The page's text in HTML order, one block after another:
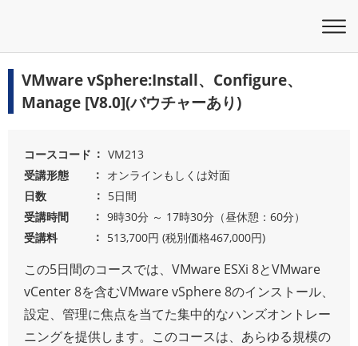
VMware vSphere:Install、Configure、
Manage [V8.0](バウチャーあり)
コースコード
VM213
受講形態
オンラインもしくは対面
日数
5日間
受講時間
9時30分 ～ 17時30分（昼休憩：60分）
受講料
513,700円 (税別価格467,000円)
この5日間のコースでは、VMware ESXi 8とVMware
vCenter 8を含むVMware vSphere 8のインストール、
設定、管理に焦点を当てた集中的なハンズオントレー
ニングを提供します。このコースは、あらゆる規模の